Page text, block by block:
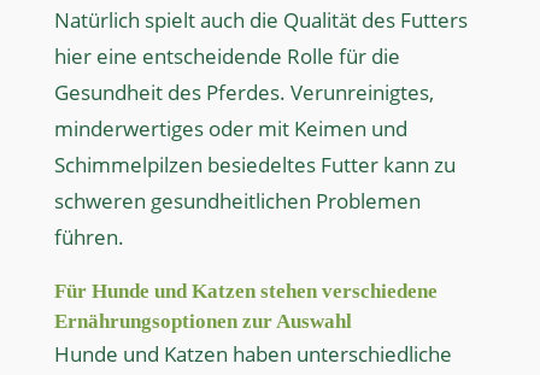
Natürlich spielt auch die Qualität des Futters
hier eine entscheidende Rolle für die
Gesundheit des Pferdes. Verunreinigtes,
minderwertiges oder mit Keimen und
Schimmelpilzen besiedeltes Futter kann zu
schweren gesundheitlichen Problemen
führen.
Für Hunde und Katzen stehen verschiedene
Ernährungsoptionen zur Auswahl
Hunde und Katzen haben unterschiedliche